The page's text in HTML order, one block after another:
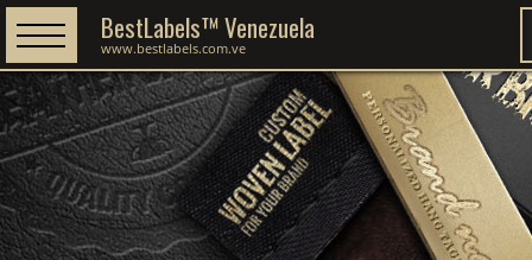
BestLabels™ Venezuela
www.bestlabels.com.ve